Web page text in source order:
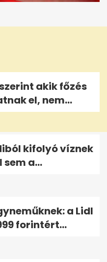
akik főzés
el, nem...
kifolyó víznek
a...
a Lidl
forintért...